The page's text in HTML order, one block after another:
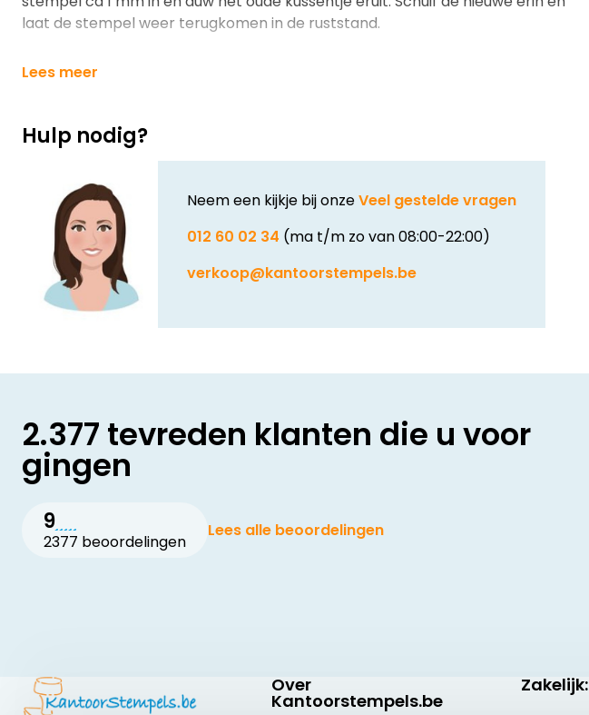
laat de stempel weer terugkomen in de ruststand.
Lees meer
Hulp nodig?
Neem een kijkje bij onzeVeel gestelde vragen
012 60 02 34 (ma t/m zo van 08:00-22:00)
verkoop@kantoorstempels.be
2.377 tevreden klanten die u voor
gingen
9
2377 beoordelingen
Lees alle beoordelingen
Over
Kantoorstempels.be
Zakelijk: